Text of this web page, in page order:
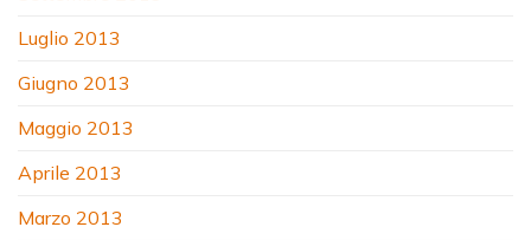
Luglio 2013
Giugno 2013
Maggio 2013
Aprile 2013
Marzo 2013